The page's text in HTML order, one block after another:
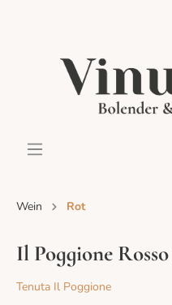
Wein Rot
Il Poggione
Tenuta Il Poggione